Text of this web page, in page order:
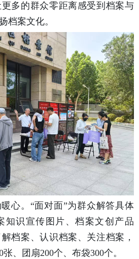
多的群众零距离感受到档案与
档案文化。
心。“面对面”为群众解答具体
知识宣传图片、档案文创产品
档案、认识档案、关注档案，
、团扇200个、布袋300个。